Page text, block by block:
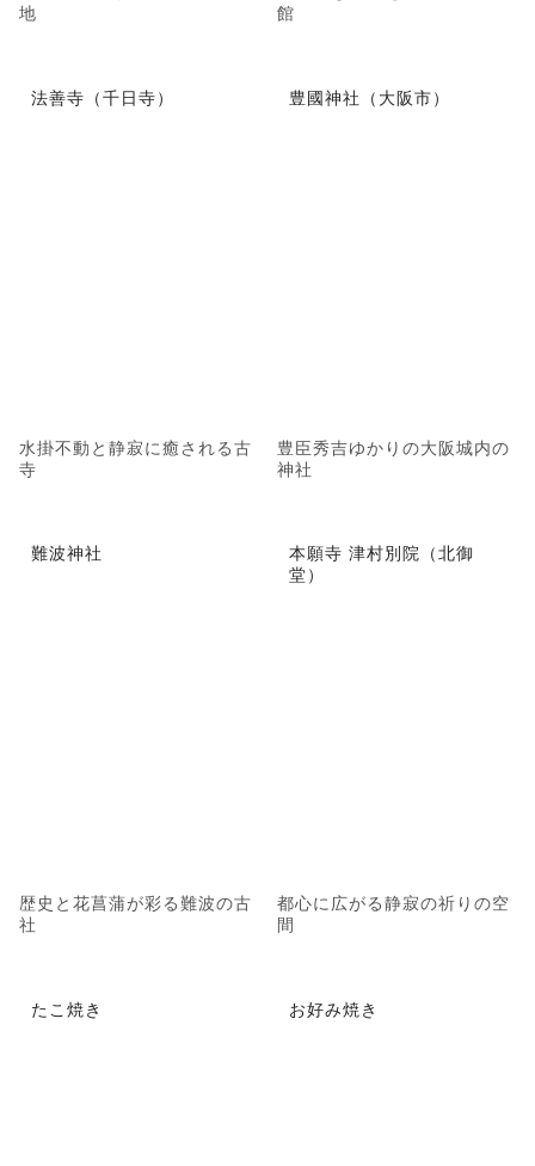
地
館
法善寺（千日寺）
水掛不動と静寂に癒される古
寺
豊國神社（大阪市）
豊臣秀吉ゆかりの大阪城内の
神社
難波神社
歴史と花菖蒲が彩る難波の古
社
本願寺 津村別院（北御
堂）
都心に広がる静寂の祈りの空
間
たこ焼き お好み焼き